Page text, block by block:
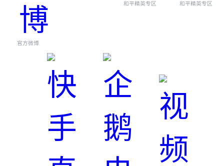
官方微博
和平精英专区
和平精英专区